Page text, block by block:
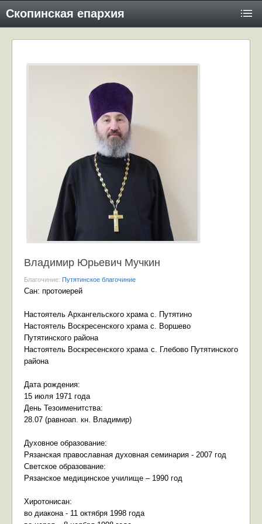
Скопинская епархия
Владимир Юрьевич Мучкин
Благочиние: Путятинское благочиние
Сан: протоиерей
Настоятель Архангельского храма с. Путятино
Настоятель Воскресенского храма с. Воршево
Путятинского района
Настоятель Воскресенского храма с. Глебово Путятинского
района
Дата рождения:
15 июля 1971 года
День Тезоименитства:
28.07 (равноап. кн. Владимир)
Духовное образование:
Рязанская православная духовная семинария - 2007 год
Светское образование:
Рязанское медицинское училище – 1990 год
Хиротонисан:
во диакона - 11 октября 1998 года